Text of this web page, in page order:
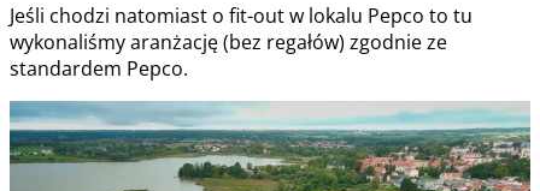
Jeśli chodzi natomiast o fit-out w lokalu Pepco to tu
wykonaliśmy aranżację (bez regałów) zgodnie ze
standardem Pepco.